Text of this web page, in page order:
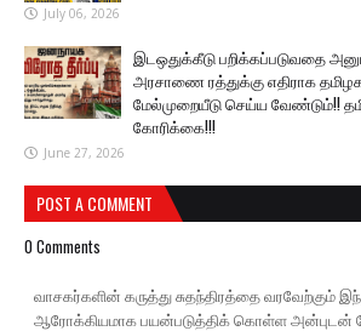
July 06, 2026
இடஒதுக்கீடு பறிக்கப்படுவதை
அரசாணை ரத்துக்கு எதிராக
மேல்முறையீடு செய்ய வேண்டும்!!
கோரிக்கை!!!
June 27, 2026
POST A COMMENT
0 Comments
வாசகர்களின் கருத்து சுதந்திரத்தை வரவேற்கும்
ஆரோக்கியமாக பயன்படுத்திக் கொள்ள அன்புடன்